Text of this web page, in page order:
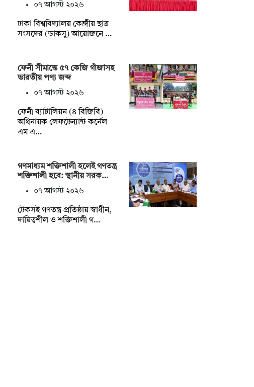
০৭ আগস্ট ২০২৬
ঢাকা বিশ্ববিদ্যালয় কেন্দ্রীয় ছাত্র
সংসদের (ডাকসু) আয়োজনে …
ফেনী সীমান্তে ৫৭ কেজি গাঁজাসহ
ভারতীয় পণ্য জব্দ
০৭ আগস্ট ২০২৬
ফেনী ব্যাটালিয়ন (৪ বিজিবি)
অধিনায়ক লেফটেন্যান্ট কর্নেল
এম এ…
গণমাধ্যম শক্তিশালী হলেই গণতন্ত্র
শক্তিশালী হবে: স্থানীয় সরক…
০৭ আগস্ট ২০২৬
টেকসই গণতন্ত্র প্রতিষ্ঠায় স্বাধীন,
দায়িত্বশীল ও শক্তিশালী গ…